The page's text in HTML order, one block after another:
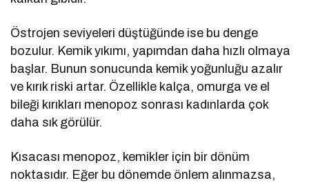
Östrojen seviyeleri düştüğünde ise bu denge
bozulur. Kemik yıkımı, yapımdan daha hızlı olmaya
başlar. Bunun sonucunda kemik yoğunluğu azalır
ve kırık riski artar. Özellikle kalça, omurga ve el
bileği kırıkları menopoz sonrası kadınlarda çok
daha sık görülür.
Kısacası menopoz, kemikler için bir dönüm
noktasıdır. Eğer bu dönemde önlem alınmazsa,